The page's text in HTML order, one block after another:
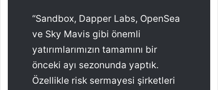
“Sandbox, Dapper Labs, OpenSea
ve Sky Mavis gibi önemli
yatırımlarımızın tamamını bir
önceki ayı sezonunda yaptık.
Özellikle risk sermayesi şirketleri